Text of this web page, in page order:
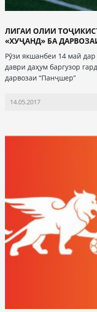
ЛИГАИ ОЛИИ
«ХУҶАНД» БА
Рӯзи якшанбеи 14 май
даври даҳум баргузор
дарвозаи “Панҷшер”
14.05.2017